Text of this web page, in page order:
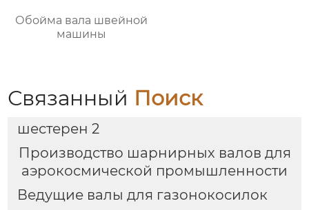
Обойма вала швейной
машины
Связанный Поиск
шестерен 2
Производство шарнирных валов для
аэрокосмической промышленности
Ведущие валы для газонокосилок